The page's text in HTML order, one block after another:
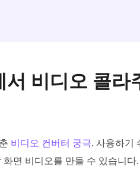
비디오 콜라
비디오 컨버터 궁극. 사용하기
면 비디오를 만들 수 있습니다